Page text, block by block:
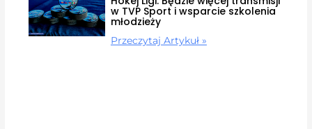
w TVP Sport i wsparcie szkolenia
młodzieży
Przeczytaj Artykuł »